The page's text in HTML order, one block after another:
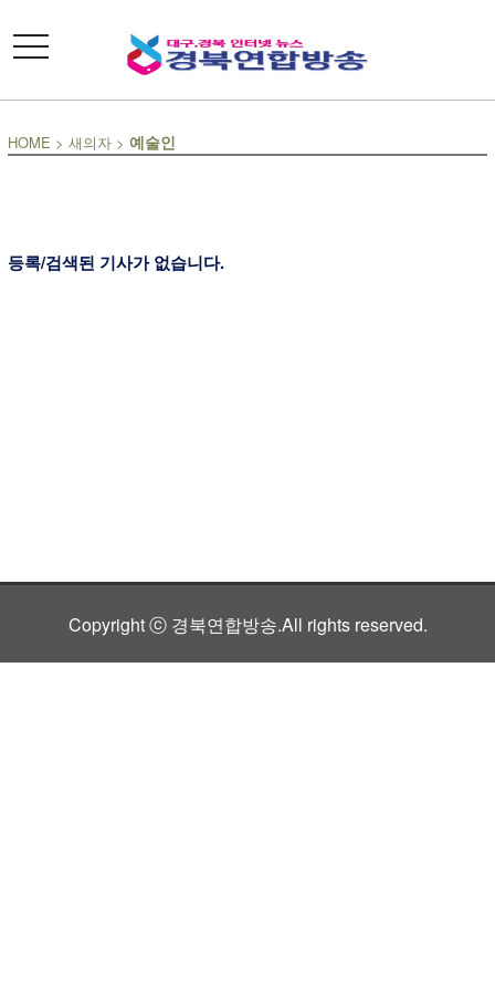
toggle
navigation
HOME > 새의자 > 예술인
등록/검색된 기사가 없습니다.
Copyright ⓒ 경북연합방송.All rights reserved.